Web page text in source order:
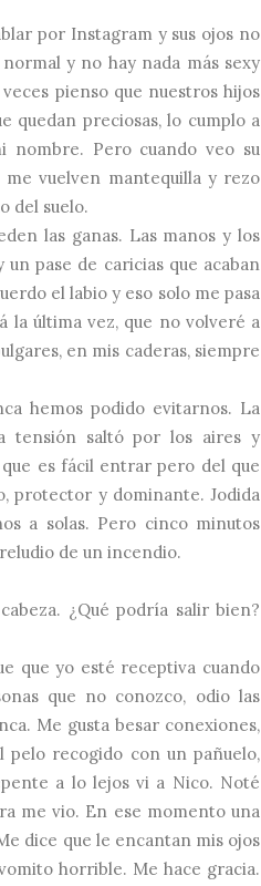
por Instagram y sus ojos no
y no hay nada más sexy
pienso que nuestros hijos
quedan preciosas, lo cumplo a
nombre. Pero cuando veo su
vuelven mantequilla y rezo
del suelo.
las ganas. Las manos y los
pase de caricias que acaban
el labio y eso solo me pasa
la última vez, que no volveré a
en mis caderas, siempre
hemos podido evitarnos. La
tensión saltó por los aires y
es fácil entrar pero del que
protector y dominante. Jodida
a solas. Pero cinco minutos
de un incendio.
¿Qué podría salir bien?
que yo esté receptiva cuando
que no conozco, odio las
Me gusta besar conexiones,
recogido con un pañuelo,
a lo lejos vi a Nico. Noté
me vio. En ese momento una
dice que le encantan mis ojos
horrible. Me hace gracia.